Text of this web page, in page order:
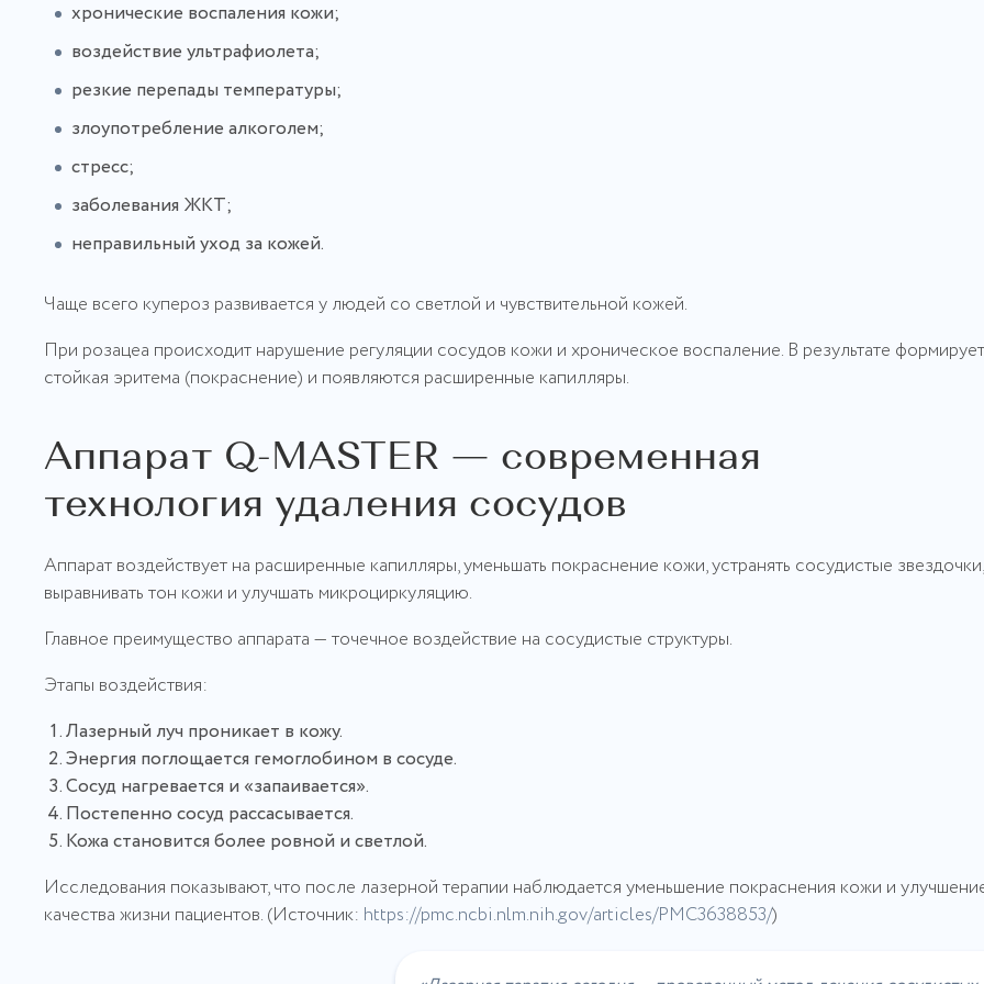
хронические воспаления кожи;
воздействие ультрафиолета;
резкие перепады температуры;
злоупотребление алкоголем;
стресс;
заболевания ЖКТ;
неправильный уход за кожей.
Чаще всего купероз развивается у людей со светлой и чувствительной кожей.
При розацеа происходит нарушение регуляции сосудов кожи и хроническое воспаление. В результате
стойкая эритема (покраснение) и появляются расширенные капилляры.
Аппарат Q-MASTER — современная
технология удаления сосудов
Аппарат воздействует на расширенные капилляры, уменьшать покраснение кожи, устранять сосудистые звездочки,
выравнивать тон кожи и улучшать микроциркуляцию.
Главное преимущество аппарата — точечное воздействие на сосудистые структуры.
Этапы воздействия:
Лазерный луч проникает в кожу.
Энергия поглощается гемоглобином в сосуде.
Сосуд нагревается и «запаивается».
Постепенно сосуд рассасывается.
Кожа становится более ровной и светлой.
Исследования показывают, что после лазерной терапии наблюдается уменьшение покраснения кожи и
качества жизни пациентов. (Источник: https://pmc.ncbi.nlm.nih.gov/articles/PMC3638853/)